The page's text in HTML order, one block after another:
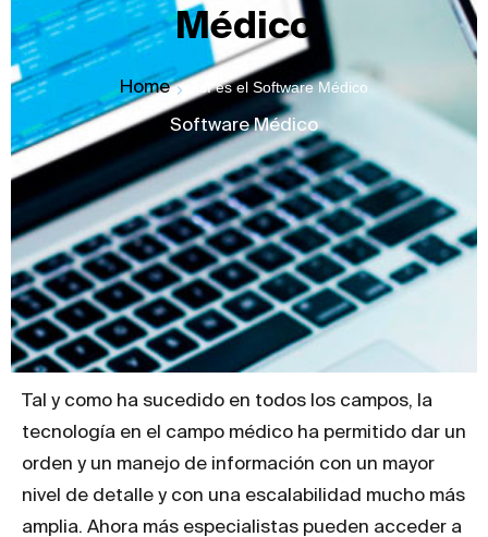
Médico
Home Así es el Software Médico
Software Médico
Tal y como ha sucedido en todos los campos, la
tecnología en el campo médico ha permitido dar un
orden y un manejo de información con un mayor
nivel de detalle y con una escalabilidad mucho más
amplia. Ahora más especialistas pueden acceder a